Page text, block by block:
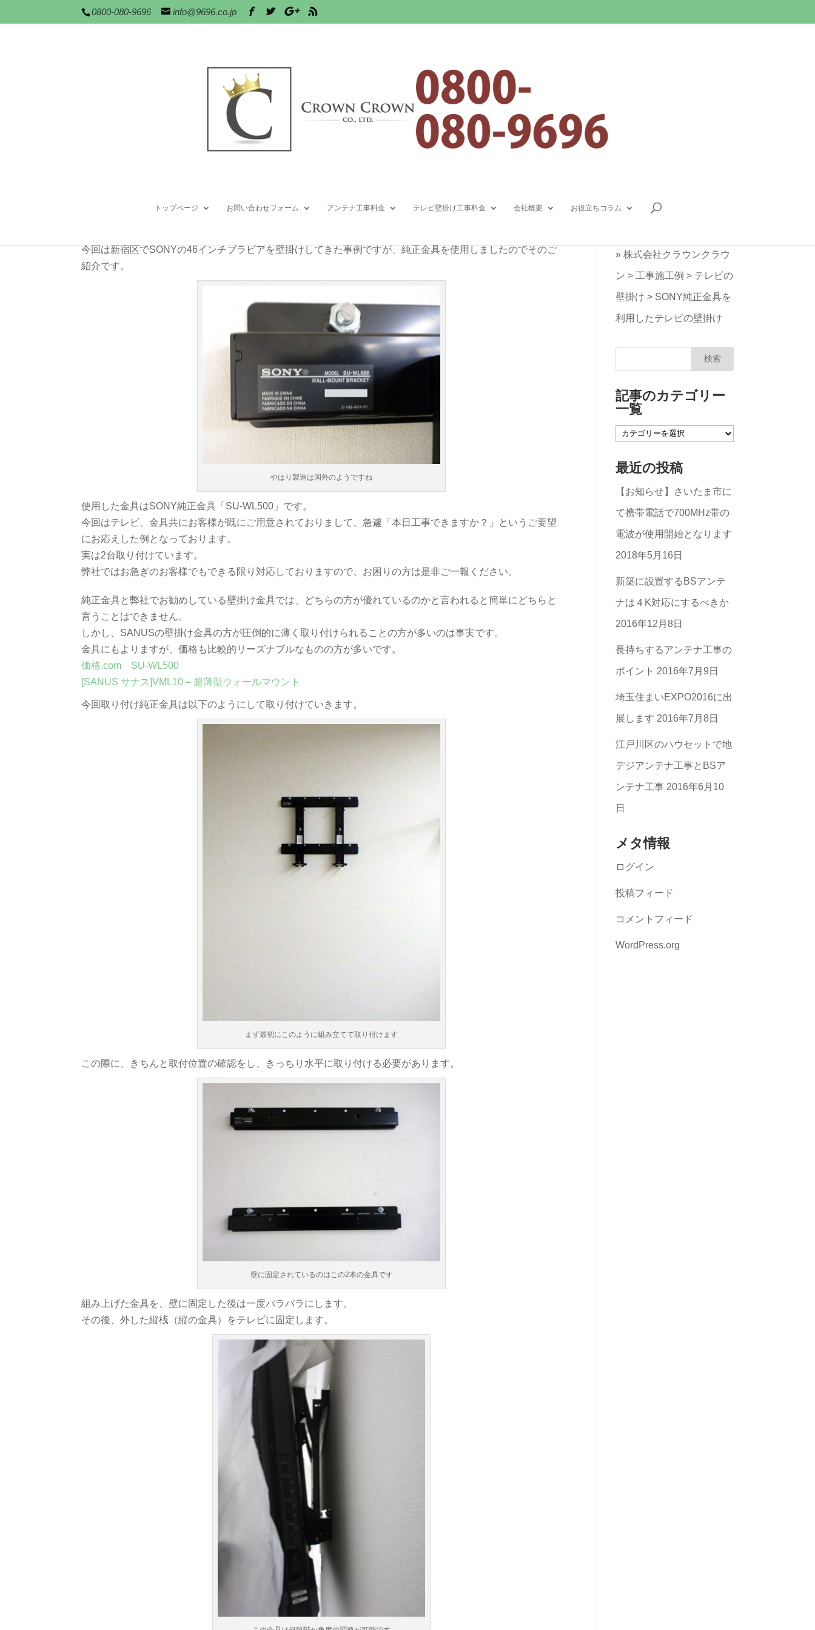
0800-080-9696 info@9696.co.jp
トップページ お問い合わせフォーム アンテナ工事料金 テレビ壁掛け工事料金 会社概要 お役立ちコラム
SONY純正金具を利用したテレビの壁掛け
今回は新宿区でSONYの46インチブラビアを壁掛けしてきた事例ですが、純正金具を使用しましたのでそのご
紹介です。
やはり製造は国外のようですね
使用した金具はSONY純正金具「SU-WL500」です。
今回はテレビ、金具共にお客様が既にご用意されておりまして、急遽「本日工事できますか？」というご要望
にお応えした例となっております。
実は2台取り付けています。
弊社ではお急ぎのお客様でもできる限り対応しておりますので、お困りの方は是非ご一報ください。
純正金具と弊社でお勧めしている壁掛け金具では、どちらの方が優れているのかと言われると簡単にどちらと
言うことはできません。
しかし、SANUSの壁掛け金具の方が圧倒的に薄く取り付けられることの方が多いのは事実です。
金具にもよりますが、価格も比較的リーズナブルなものの方が多いです。
価格.com SU-WL500
[SANUS サナス]VML10 – 超薄型ウォールマウント
今回取り付け純正金具は以下のようにして取り付けていきます。
まず最初にこのように組み立てて取り付けます
この際に、きちんと取付位置の確認をし、きっちり水平に取り付ける必要があります。
壁に固定されているのはこの2本の金具です
組み上げた金具を、壁に固定した後は一度バラバラにします。
その後、外した縦桟（縦の金具）をテレビに固定します。
048-757-4535
» 株式会社クラウンクラウ
ン > 工事施工例 > テレビの
壁掛け > SONY純正金具を
利用したテレビの壁掛け
記事のカテゴリー
一覧
記
の
カ
テ
ゴ
リ
ー
一
覧
最近の投稿
【お知らせ】さいたま市に
て携帯電話で700MHz帯の
電波が使用開始となります
2018年5月16日
新築に設置するBSアンテ
ナは４K対応にするべきか
2016年12月8日
長持ちするアンテナ工事の
ポイント 2016年7月9日
埼玉住まいEXPO2016に出
展します 2016年7月8日
江戸川区のハウセットで地
デジアンテナ工事とBSア
ンテナ工事 2016年6月10
日
メタ情報
ログイン
投稿フィード
コメントフィード
WordPress.org